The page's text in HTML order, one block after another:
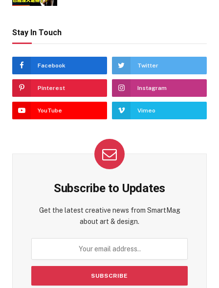
Stay In Touch
Facebook Twitter
Pinterest Instagram
YouTube Vimeo
Subscribe to Updates
Get the latest creative news from SmartMag
about art & design.